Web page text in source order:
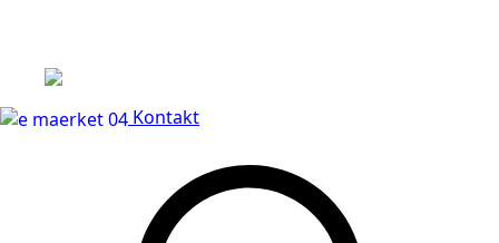
Kontakt